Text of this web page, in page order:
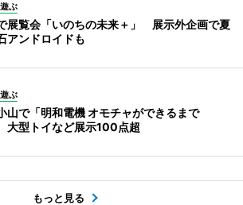
ぶ
展覧会「いのちの未来＋」 展示外企画で夏
アンドロイドも
ぶ
山で「明和電機 オモチャができるまで
型トイなど展示100点超
もっと見る